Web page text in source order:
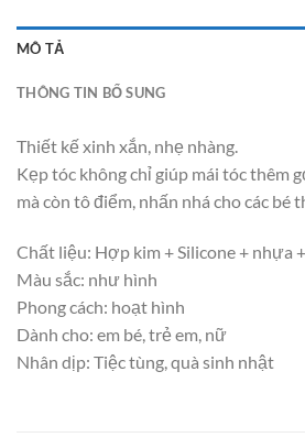
MÔ TẢ
THÔNG TIN BỔ SUNG
Thiết kế xinh xắn, nhẹ nhàng.
Kẹp tóc không chỉ giúp mái tóc thêm
mà còn tô điểm, nhấn nhá cho các bé
Chất liệu: Hợp kim + Silicone + nhựa
Màu sắc: như hình
Phong cách: hoạt hình
Dành cho: em bé, trẻ em, nữ
Nhân dịp: Tiệc tùng, quà sinh nhật